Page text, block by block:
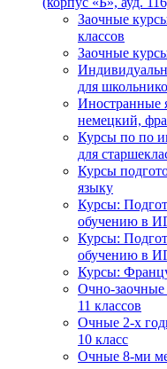
Заочные
классов
Заочные
для
Иностранные
немецкий,
Курсы по по
для
Курсы
языку
Курсы:
обучению в
Курсы:
обучению в
Курсы:
Очно-заочные
11 классов
Очные 2-х
10 класс
Очные 8-ми